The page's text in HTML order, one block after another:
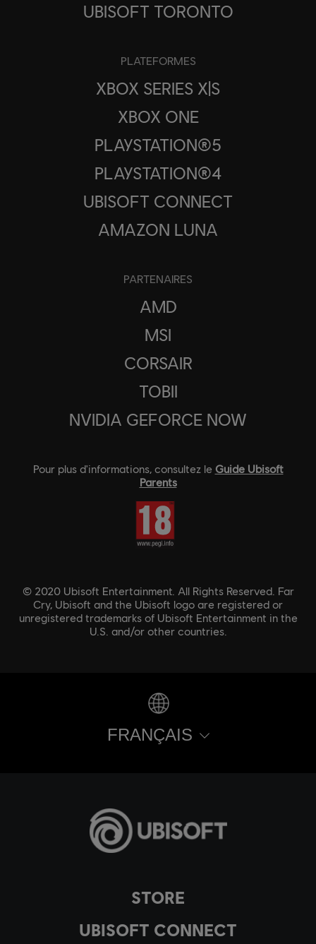
STORE
UBISOFT CONNECT
UBISOFT TORONTO
PLATEFORMES
XBOX SERIES X|S
XBOX ONE
PLAYSTATION®5
PLAYSTATION®4
UBISOFT CONNECT
AMAZON LUNA
PARTENAIRES
AMD
MSI
CORSAIR
TOBII
NVIDIA GEFORCE NOW
© 2020 Ubisoft Entertainment. All Rights Reserved. Far
Cry, Ubisoft and the Ubisoft logo are registered or
unregistered trademarks of Ubisoft Entertainment in the
U.S. and/or other countries.
Pour plus d'informations, consultez le Guide Ubisoft
Parents
FRANÇAIS